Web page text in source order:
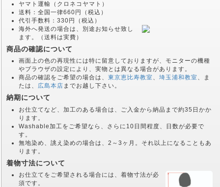
ヤマト運輸（クロネコヤマト）
送料：全国一律660円（税込）
代引手数料：330円（税込）
海外へ発送の場合は、別途お知らせ致し
ます。（送料は実費）
商品の確認について
画面上の色の再現性には特に留意しておりますが、モニターの機種
やブラウザの設定により、実物とは異なる場合があります。
商品の確認をご希望の場合は、 東京恵比寿教室、 埼玉浦和教室、ま
たは、 広島本店 までお越し下さい。
納期について
お仕立てなど、加工のある場合は、ご入金から納品まで約35日かか
ります。
Washable加工をご希望なら、さらに10日間程度、日数が必要で
す。
無地染め、誂え染めの場合は、2～3ヶ月。それ以上になることもあ
ります。
着物寸法について
お仕立てをご希望される場合には、着物寸法が必
須です。